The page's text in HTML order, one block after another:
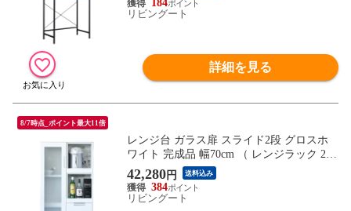
付 ） 【シャビーオーク】
184
リビングート
詳細を見る
8/7時点_ポイント最大11倍
レンジ台 ガラス扉 スライド2段 グロスホ
ワイト 完成品 幅70cm （ レンジラック 2段
スライド 引出し 棚 ラック 収納 家具 家電
収納 食器棚 可動棚 2口コンセント キッチ
ン収納 ホワイト ）
42,280円 送料込み
384
リビングート